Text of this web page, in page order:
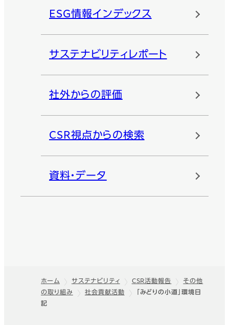
ESG情報インデックス
サステナビリティレポート
社外からの評価
CSR視点からの検索
資料・データ
フッター
ホーム サステナビリティ CSR活動報告
その他
の取り組み
社会貢献活動
「みどりの小道」環境日
記